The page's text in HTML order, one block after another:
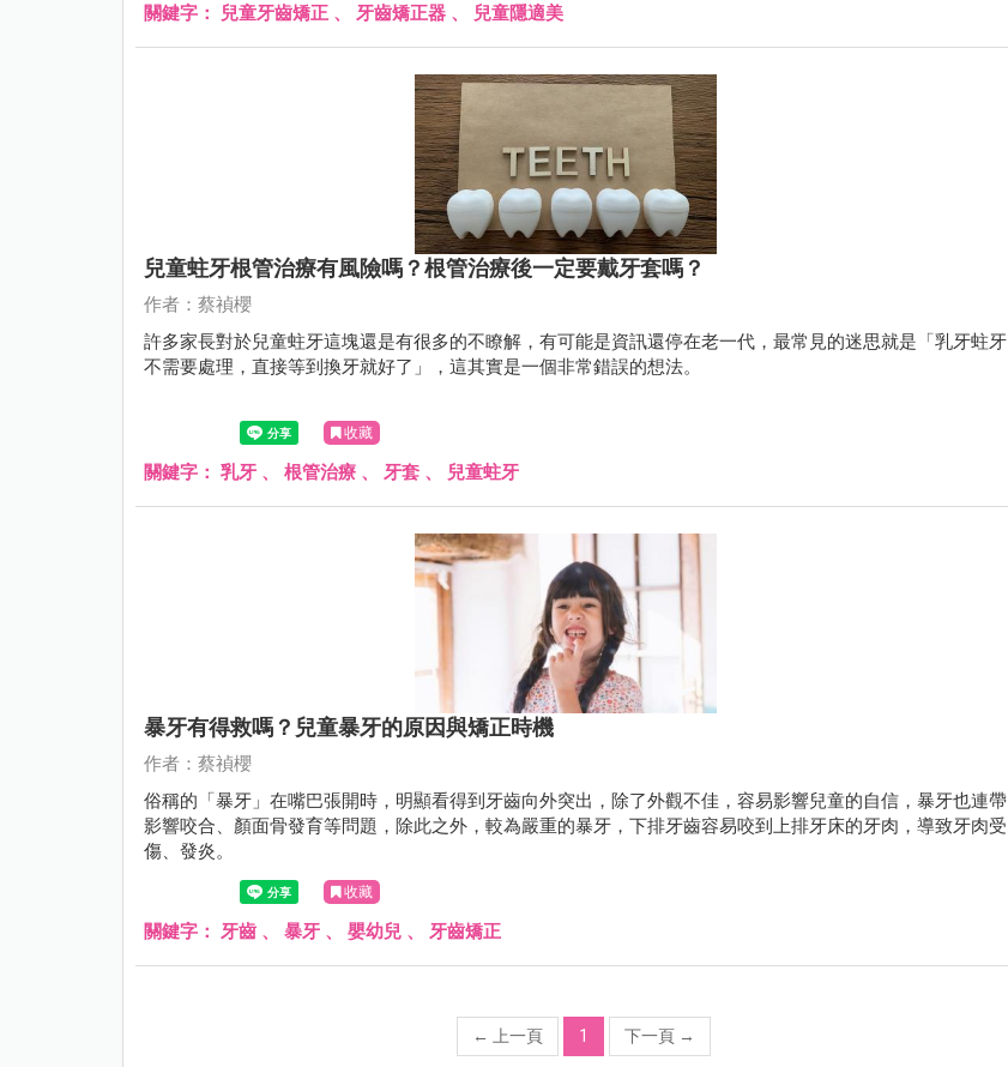
關鍵字： 兒童牙齒矯正 、 牙齒矯正器 、 兒童隱適美
兒童蛀牙根管治療有風險嗎？根管治療後一定要戴牙套嗎？
作者：蔡禎櫻
許多家長對於兒童蛀牙這塊還是有很多的不瞭解，有可能是資訊還停在老一代，最常見的迷思就是「乳牙蛀牙
不需要處理，直接等到換牙就好了」，這其實是一個非常錯誤的想法。
收藏
關鍵字： 乳牙 、 根管治療 、 牙套 、 兒童蛀牙
暴牙有得救嗎？兒童暴牙的原因與矯正時機
作者：蔡禎櫻
俗稱的「暴牙」在嘴巴張開時，明顯看得到牙齒向外突出，除了外觀不佳，容易影響兒童的自信，暴牙也連帶
影響咬合、顏面骨發育等問題，除此之外，較為嚴重的暴牙，下排牙齒容易咬到上排牙床的牙肉，導致牙肉受
傷、發炎。
收藏
關鍵字： 牙齒 、 暴牙 、 嬰幼兒 、 牙齒矯正
← 上一頁 1 下一頁 →